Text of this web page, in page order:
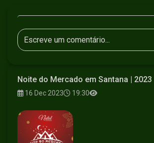
Noite do Mercado em Santana | 2023
16 Dec 2023 19:30